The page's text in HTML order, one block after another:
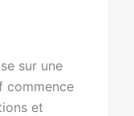
sur une
commence
et